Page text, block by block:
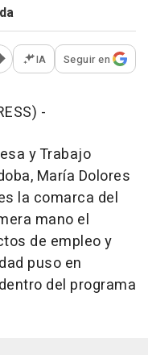
opciones para
IA Seguir en
-
y Trabajo
María Dolores
la comarca del
mano el
de empleo y
puso en
del programa